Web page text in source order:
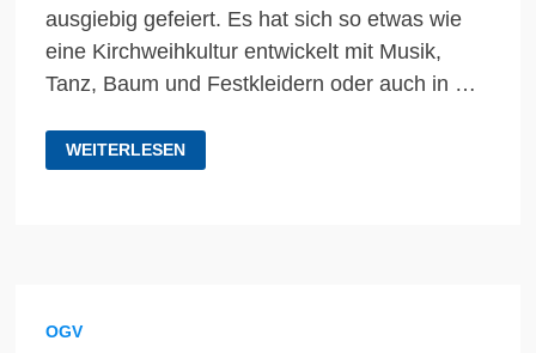
ausgiebig gefeiert. Es hat sich so etwas wie
eine Kirchweihkultur entwickelt mit Musik,
Tanz, Baum und Festkleidern oder auch in …
GEDANKEN
ZUM
HOCHFEST
WEITERLESEN
OGV